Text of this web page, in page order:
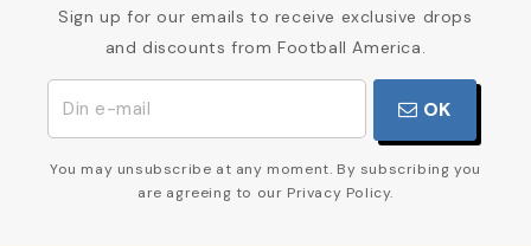
Sign up for our emails to receive exclusive drops
and discounts from Football America.
OK
You may unsubscribe at any moment. By subscribing you
are agreeing to our Privacy Policy.